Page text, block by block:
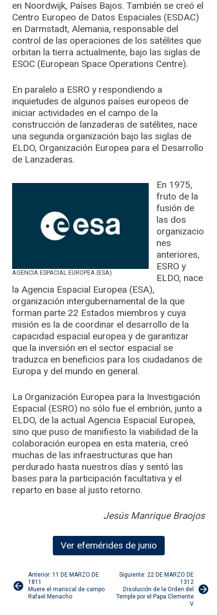
en Noordwijk, Países Bajos. También se creó el
Centro Europeo de Datos Espaciales (ESDAC)
en Darmstadt, Alemania, responsable del
control de las operaciones de los satélites que
orbitan la tierra actualmente, bajo las siglas de
ESOC (European Space Operations Centre).
En paralelo a ESRO y respondiendo a
inquietudes de algunos países europeos de
iniciar actividades en el campo de la
construcción de lanzaderas de satélites, nace
una segunda organización bajo las siglas de
ELDO, Organización Europea para el Desarrollo
de Lanzaderas.
AGENCIA ESPACIAL EUROPEA (ESA)
En 1975,
fruto de la
fusión de
las dos
organizacio
nes
anteriores,
ESRO y
ELDO, nace
la Agencia Espacial Europea (ESA),
organización intergubernamental de la que
forman parte 22 Estados miembros y cuya
misión es la de coordinar el desarrollo de la
capacidad espacial europea y de garantizar
que la inversión en el sector espacial se
traduzca en beneficios para los ciudadanos de
Europa y del mundo en general.
La Organización Europea para la Investigación
Espacial (ESRO) no sólo fue el embrión, junto a
ELDO, de la actual Agencia Espacial Europea,
sino que puso de manifiesto la viabilidad de la
colaboración europea en esta materia, creó
muchas de las infraestructuras que han
perdurado hasta nuestros días y sentó las
bases para la participación facultativa y el
reparto en base al justo retorno.
Jesús Manrique Braojos
Ver efemérides de junio
Navegación
de
Anterior: 11 DE MARZO DE
1811
Muere el mariscal de campo
Rafael Menacho
Siguiente: 22 DE MARZO DE
1312
Disolución de la Orden del
Temple por el Papa Clemente
V